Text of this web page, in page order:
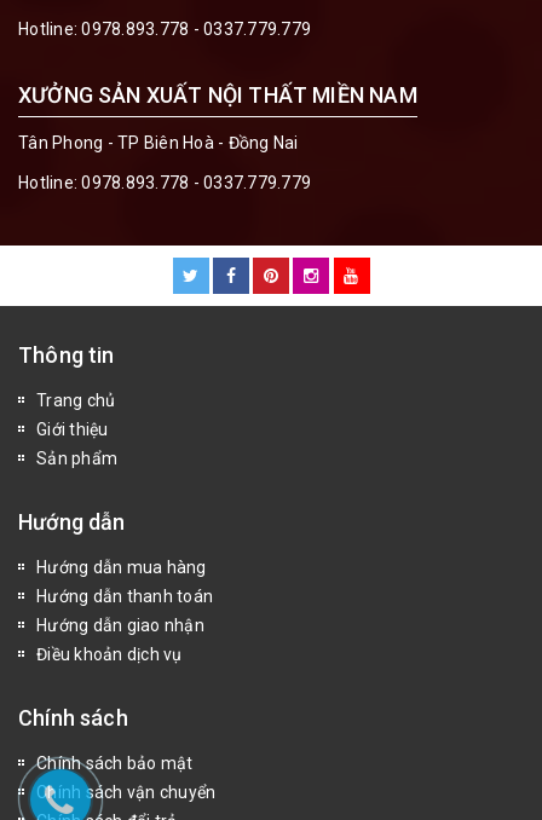
Hotline:0978.893.778 - 0337.779.779
XƯỞNG SẢN XUẤT NỘI THẤT MIỀN NAM
Tân Phong - TP Biên Hoà - Đồng Nai
Hotline:0978.893.778 - 0337.779.779
Thông tin
Trang chủ
Giới thiệu
Sản phẩm
Hướng dẫn
Hướng dẫn mua hàng
Hướng dẫn thanh toán
Hướng dẫn giao nhận
Điều khoản dịch vụ
Chính sách
Chính sách bảo mật
Chính sách vận chuyển